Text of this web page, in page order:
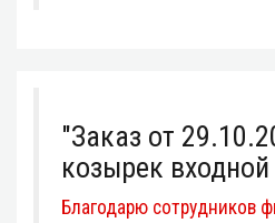
"Заказ от
козырек
Благодарю сотрудников